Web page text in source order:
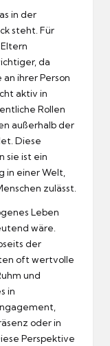
in der
steht. Für
da
ihrer Person
aktiv in
Rollen
außerhalb der
Diese
sie ist ein
in einer Welt,
zulässt.
Leben
wäre.
der
oft wertvolle
und
in
oder in
Perspektive